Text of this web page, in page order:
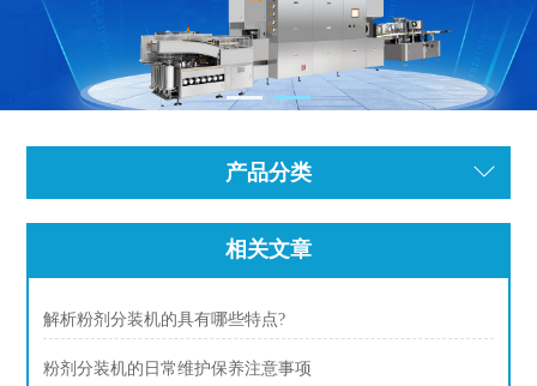
产品分类
相关文章
解析粉剂分装机的具有哪些特点?
粉剂分装机的日常维护保养注意事项